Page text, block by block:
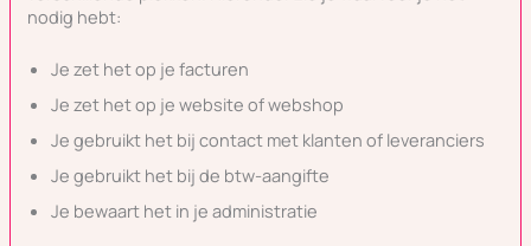
nodig hebt:
Je zet het op je facturen
Je zet het op je website of webshop
Je gebruikt het bij contact met klanten of leveranciers
Je gebruikt het bij de btw-aangifte
Je bewaart het in je administratie